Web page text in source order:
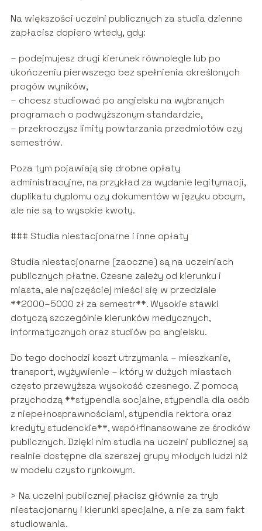
Na większości uczelni publicznych za studia dzienne
zapłacisz dopiero wtedy, gdy:
– podejmujesz drugi kierunek równolegle lub po
ukończeniu pierwszego bez spełnienia określonych
progów wyników,
– chcesz studiować po angielsku na wybranych
programach o podwyższonym standardzie,
– przekroczysz limity powtarzania przedmiotów czy
semestrów.
Poza tym pojawiają się drobne opłaty
administracyjne, na przykład za wydanie legitymacji,
duplikatu dyplomu czy dokumentów w języku obcym,
ale nie są to wysokie kwoty.
### Studia niestacjonarne i inne opłaty
Studia niestacjonarne (zaoczne) są na uczelniach
publicznych płatne. Czesne zależy od kierunku i
miasta, ale najczęściej mieści się w przedziale
**2000–5000 zł za semestr**. Wysokie stawki
dotyczą szczególnie kierunków medycznych,
informatycznych oraz studiów po angielsku.
Do tego dochodzi koszt utrzymania – mieszkanie,
transport, wyżywienie – który w dużych miastach
często przewyższa wysokość czesnego. Z pomocą
przychodzą **stypendia socjalne, stypendia dla osób
z niepełnosprawnościami, stypendia rektora oraz
kredyty studenckie**, współfinansowane ze środków
publicznych. Dzięki nim studia na uczelni publicznej są
realnie dostępne dla szerszej grupy młodych ludzi niż
w modelu czysto rynkowym.
> Na uczelni publicznej płacisz głównie za tryb
niestacjonarny i kierunki specjalne, a nie za sam fakt
studiowania.